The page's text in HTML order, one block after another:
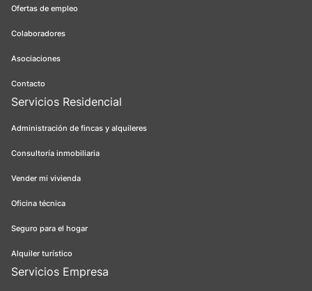
Ofertas de empleo
Colaboradores
Asociaciones
Contacto
Servicios Residencial
Administración de fincas y alquileres
Consultoría inmobiliaria
Vender mi vivienda
Oficina técnica
Seguro para el hogar
Alquiler turístico
Servicios Empresa